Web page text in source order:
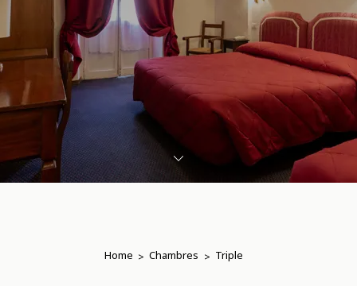
Arrivée anticipée
Chambres avec
balcon
Home Chambres Triple